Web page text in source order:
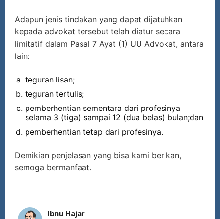
Adapun jenis tindakan yang dapat dijatuhkan
kepada advokat tersebut telah diatur secara
limitatif dalam Pasal 7 Ayat (1) UU Advokat, antara
lain:
teguran lisan;
teguran tertulis;
pemberhentian sementara dari profesinya
selama 3 (tiga) sampai 12 (dua belas) bulan;dan
pemberhentian tetap dari profesinya.
Demikian penjelasan yang bisa kami berikan,
semoga bermanfaat.
Ibnu Hajar